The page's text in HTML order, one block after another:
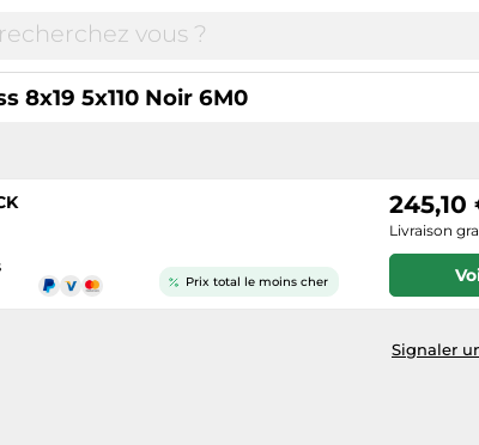
8x19 5x110 Noir 6M0
Prix total le moins cher
245,10
Livraison
Signaler